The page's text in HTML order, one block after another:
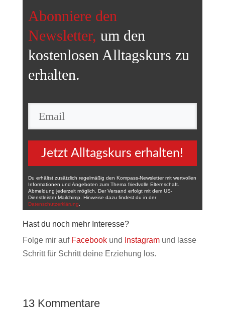
Abonniere den
Newsletter, um den
kostenlosen Alltagskurs zu
erhalten.
Jetzt Alltagskurs erhalten!
Du erhältst zusätzlich regelmäßig den Kompass-Newsletter mit wertvollen
Informationen und Angeboten zum Thema friedvolle Elternschaft.
Abmeldung jederzeit möglich. Der Versand erfolgt mit dem US-
Dienstleister Mailchimp. Hinweise dazu findest du in der
Datenschutzerklärung
Hast du noch mehr Interesse?
Folge mir auf Facebookund Instagramund lasse
Schritt für Schritt deine Erziehung los.
13 Kommentare